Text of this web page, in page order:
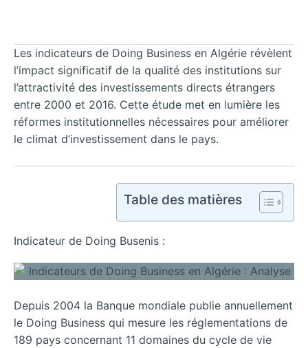
Les indicateurs de Doing Business en Algérie révèlent
l’impact significatif de la qualité des institutions sur
l’attractivité des investissements directs étrangers
entre 2000 et 2016. Cette étude met en lumière les
réformes institutionnelles nécessaires pour améliorer
le climat d’investissement dans le pays.
Table des matières
Indicateur de Doing Busenis :
Depuis 2004 la Banque mondiale publie annuellement
le Doing Business qui mesure les réglementations de
189 pays concernant 11 domaines du cycle de vie